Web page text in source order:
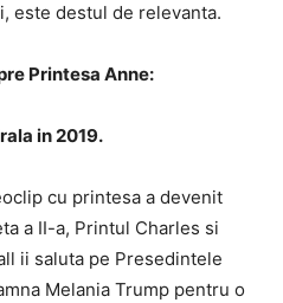
este destul de relevanta.
Printesa Anne:
in 2019.
cu printesa a devenit
a II-a, Printul Charles si
ii saluta pe Presedintele
Melania Trump pentru o